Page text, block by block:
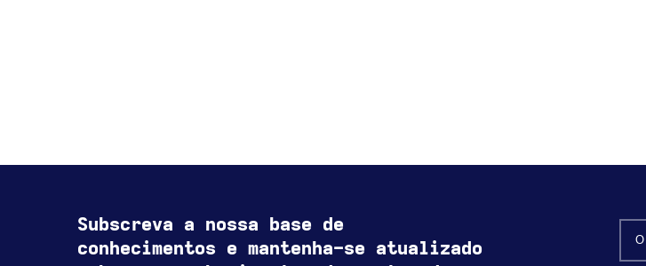
Subscreva a nossa base de
conhecimentos e mantenha-se atualizado